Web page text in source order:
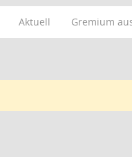
Aktuell Gremium